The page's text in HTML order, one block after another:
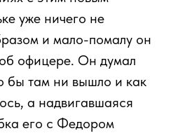
уже ничего не
и мало-помалу он
офицере. Он думал
бы там ни вышло и как
а надвигавшаяся
его с Федором